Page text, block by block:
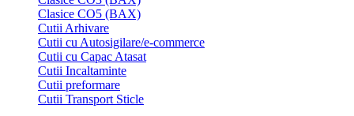
Clasice CO5 (BAX)
Cutii Arhivare
Cutii cu Autosigilare/e-commerce
Cutii cu Capac Atasat
Cutii Incaltaminte
Cutii preformare
Cutii Transport Sticle